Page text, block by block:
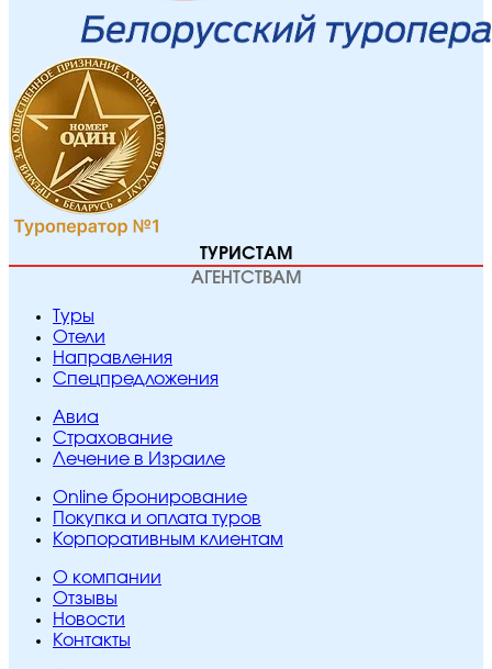
ТУРИСТАМ
АГЕНТСТВАМ
Туры
Отели
Направления
Спецпредложения
Авиа
Страхование
Лечение в Израиле
Online бронирование
Покупка и оплата туров
Корпоративным клиентам
O компании
Отзывы
Новости
Контакты